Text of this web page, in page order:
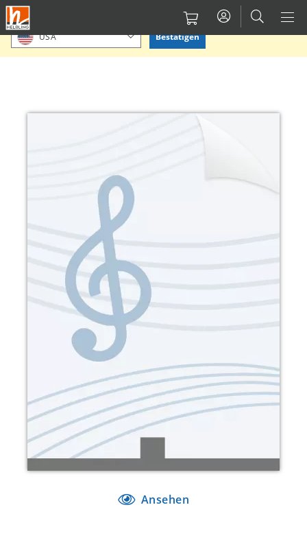
Direkt
zum
Inhalt
Bitte Standort bestätigen oder einen anderen auswählen.
USA Bestätigen
Ansehen